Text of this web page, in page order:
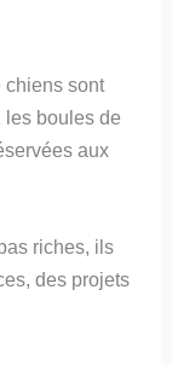
chiens sont
les boules de
aux
riches, ils
des projets